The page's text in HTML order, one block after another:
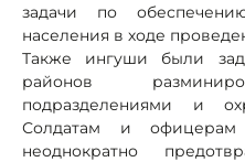
задачи по
населения в ходе
Также ингуши были
районов
подразделениями и
Солдатам и
неоднократно